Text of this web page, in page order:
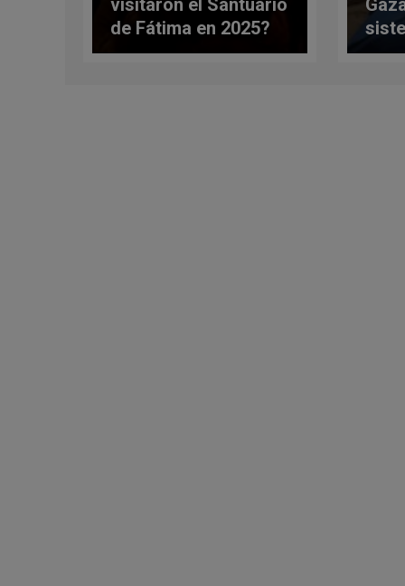
visitaron el Santuario
de Fátima en 2025?
Santuario da a